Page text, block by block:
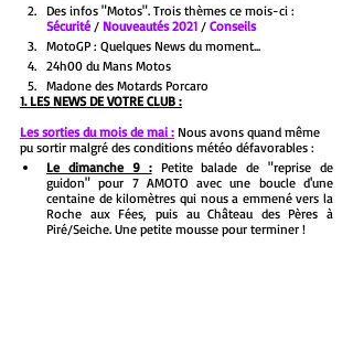
Des infos "Motos". Trois thèmes ce mois-ci :
Sécurité / Nouveautés 2021 / Conseils
MotoGP : Quelques News du moment...
24h00 du Mans Motos
Madone des Motards Porcaro
1. LES NEWS DE VOTRE CLUB :
Les sorties du mois de mai : Nous avons quand même
pu sortir malgré des conditions météo défavorables :
Le dimanche 9 : Petite balade de "reprise de
guidon" pour 7 AMOTO avec une boucle d'une
centaine de kilomètres qui nous a emmené vers la
Roche aux Fées, puis au Château des Pères à
Piré/Seiche. Une petite mousse pour terminer !